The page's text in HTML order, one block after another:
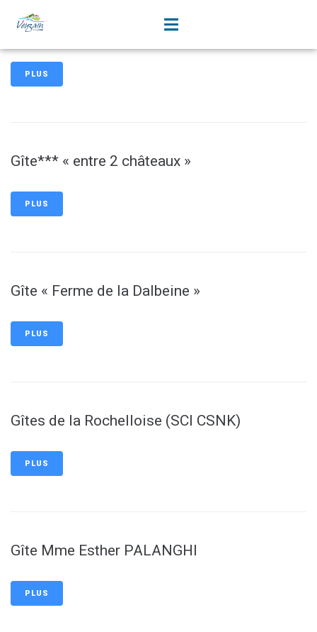
principal
Gîte de la Chouette (2 épis)
PLUS
Gîte*** « entre 2 châteaux »
PLUS
Gîte « Ferme de la Dalbeine »
PLUS
Gîtes de la Rochelloise (SCI CSNK)
PLUS
Gîte Mme Esther PALANGHI
PLUS